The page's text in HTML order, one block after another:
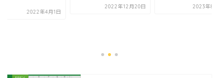
2022年4月1日
2022年12月20日 2023年8